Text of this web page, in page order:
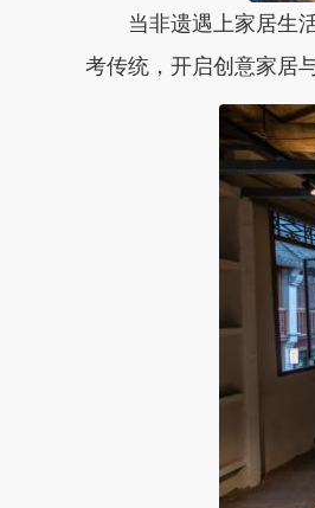
当非遗遇上家居生
考传统，开启创意家居